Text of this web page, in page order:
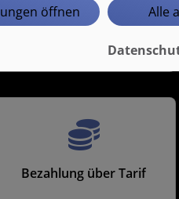
Smartphone/Tablet auch
für die private Nutzung
Bezahlung über Tarif
öffnen Alle